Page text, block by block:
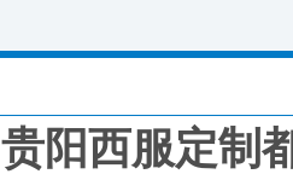
贵阳西服定制